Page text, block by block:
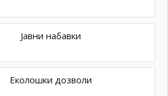
Јавни набавки
Еколошки дозволи